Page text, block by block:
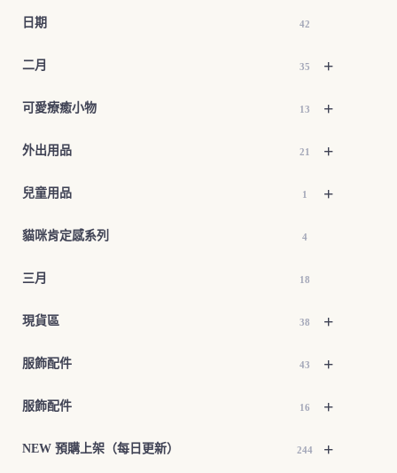
日期 42
+
二月 35
+
可愛療癒小物 13
+
外出用品 21
+
兒童用品 1
貓咪肯定感系列 4
三月 18
+
現貨區 38
+
服飾配件 43
+
服飾配件 16
+
NEW 預購上架（每日更新） 244